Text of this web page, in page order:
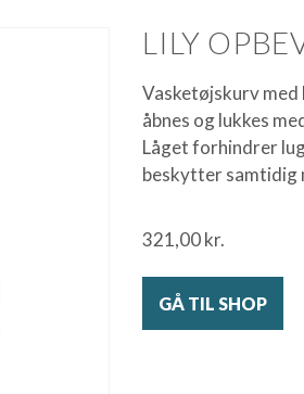
LILY
Vasketøjskurv med
åbnes og lukkes
Låget forhindrer
beskytter samtidig
321,00kr.
GÅ TIL SHOP